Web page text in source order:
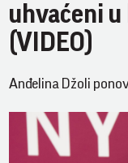
uhvaćeni u
(VIDEO)
Anđelina Džoli